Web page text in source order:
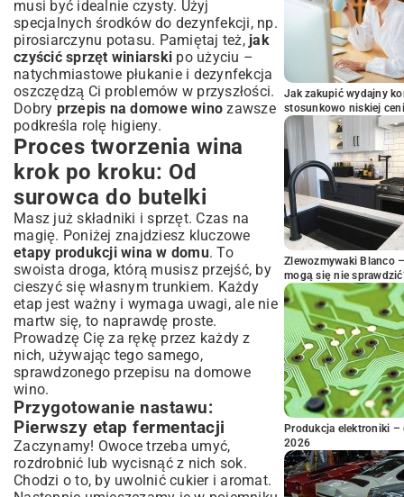
musi być idealnie czysty. Użyj
specjalnych środków do dezynfekcji, np.
pirosiarczynu potasu. Pamiętaj też, jak
czyścić sprzęt winiarski po użyciu –
natychmiastowe płukanie i dezynfekcja
oszczędzą Ci problemów w przyszłości.
Dobry przepis na domowe wino zawsze
podkreśla rolę higieny.
Proces tworzenia wina
krok po kroku: Od
surowca do butelki
Masz już składniki i sprzęt. Czas na
magię. Poniżej znajdziesz kluczowe
etapy produkcji wina w domu. To
swoista droga, którą musisz przejść, by
cieszyć się własnym trunkiem. Każdy
etap jest ważny i wymaga uwagi, ale nie
martw się, to naprawdę proste.
Prowadzę Cię za rękę przez każdy z
nich, używając tego samego,
sprawdzonego przepisu na domowe
wino.
Przygotowanie nastawu:
Pierwszy etap fermentacji
Zaczynamy! Owoce trzeba umyć,
rozdrobnić lub wycisnąć z nich sok.
Chodzi o to, by uwolnić cukier i aromat.
Jak zakupić wydajny
stosunkowo niskiej
Zlewozmywaki Blanco
mogą się nie
Produkcja elektroniki –
2026